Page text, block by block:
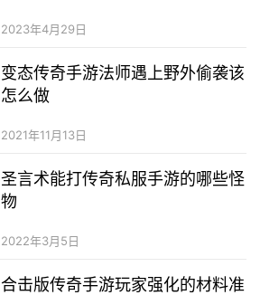
2023年4月29日
变态传奇手游法师遇上野外偷袭该
怎么做
2021年11月13日
圣言术能打传奇私服手游的哪些怪
物
2022年3月5日
合击版传奇手游玩家强化的材料准